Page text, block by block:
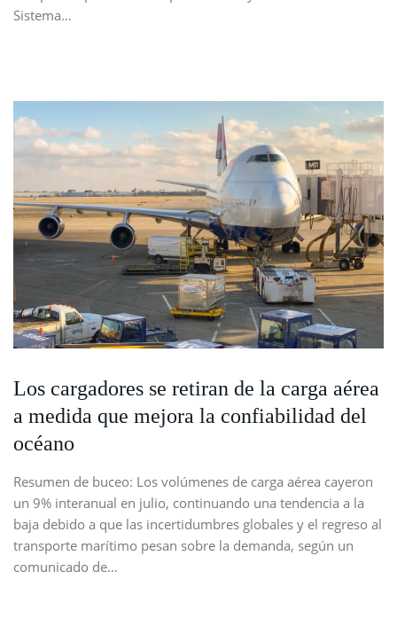
Sistema…
Los cargadores se retiran de la carga aérea
a medida que mejora la confiabilidad del
océano
Resumen de buceo: Los volúmenes de carga aérea cayeron
un 9% interanual en julio, continuando una tendencia a la
baja debido a que las incertidumbres globales y el regreso al
transporte marítimo pesan sobre la demanda, según un
comunicado de…